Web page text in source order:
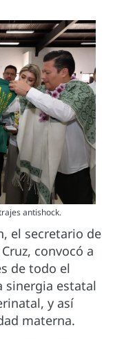
antishock.
el secretario de
convocó a
de todo el
sinergia estatal
y así
materna.